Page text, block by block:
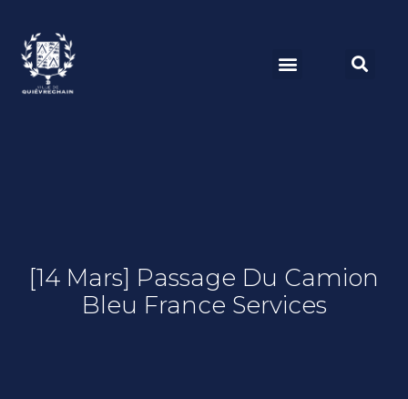
[14 Mars] Passage Du Camion
Bleu France Services